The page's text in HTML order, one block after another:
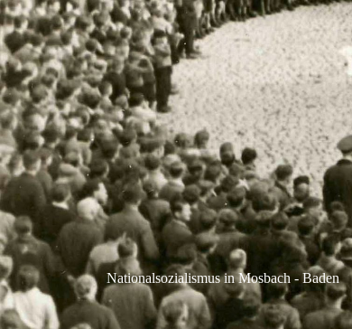
Nationalsozialismus in Mosbach - Baden